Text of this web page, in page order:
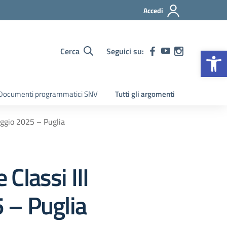
Accedi
Cerca Seguici su:
programmatici SNV Tutti gli argomenti
2025 – Puglia
III
– Puglia